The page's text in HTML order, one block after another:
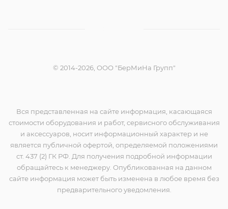
© 2014-2026, ООО "БерМиНа Групп"
Вся представленная на сайте информация, касающаяся
стоимости оборудования и работ, сервисного обслуживания
и аксессуаров, носит информационный характер и не
является публичной офертой, определяемой положениями
ст. 437 (2) ГК РФ. Для получения подробной информации
обращайтесь к менеджеру. Опубликованная на данном
сайте информация может быть изменена в любое время без
предварительного уведомления.